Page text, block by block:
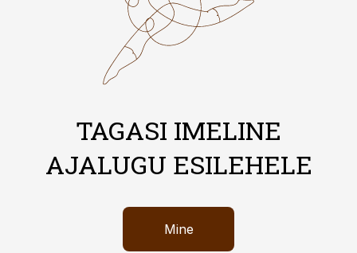
TAGASI IMELINE
AJALUGU ESILEHELE
Mine